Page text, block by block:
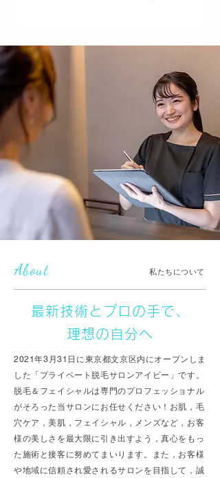
About 私たちについて
最新技術とプロの手で、
理想の自分へ
2021年3月31日に東京都文京区内にオープンしま
した「プライベート脱毛サロンアイビー」です。
脱毛＆フェイシャルは専門のプロフェッショナル
がそろった当サロンにお任せください！お肌，毛
穴ケア，美肌，フェイシャル，メンズなど，お客
様の美しさを最大限に引き出すよう，真心をもっ
た施術と接客に努めてまいります。また，お客様
や地域に信頼され愛されるサロンを目指して，誠